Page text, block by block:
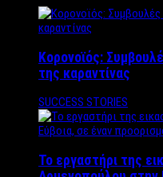
Κορονοϊός:
της καραντίνας
SUCCESS STORIES
Το εργαστήρι της